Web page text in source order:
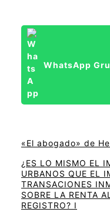
WhatsApp
«El abogado» de
¿ES LO MISMO EL
URBANOS QUE EL
TRANSACIONES
SOBRE LA RENTA
REGISTRO? I